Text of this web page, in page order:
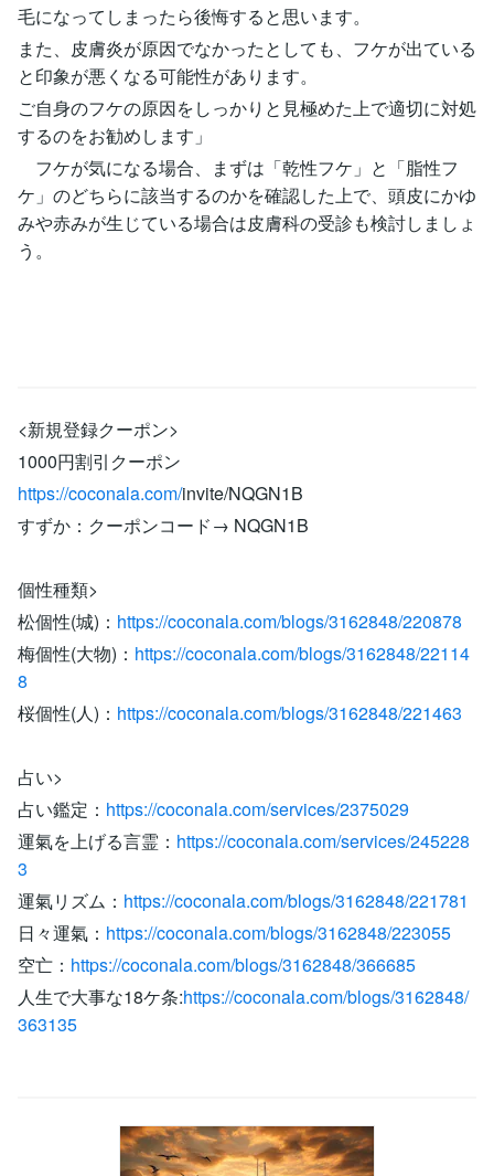
毛になってしまったら後悔すると思います。
また、皮膚炎が原因でなかったとしても、フケが出ている
と印象が悪くなる可能性があります。
ご自身のフケの原因をしっかりと見極めた上で適切に対処
するのをお勧めします」
フケが気になる場合、まずは「乾性フケ」と「脂性フ
ケ」のどちらに該当するのかを確認した上で、頭皮にかゆ
みや赤みが生じている場合は皮膚科の受診も検討しましょ
う。
<新規登録クーポン>
1000円割引クーポン
https://coconala.com/invite/NQGN1B
すずか：クーポンコード→ NQGN1B
個性種類>
松個性(城)： https://coconala.com/blogs/3162848/220878
梅個性(大物)： https://coconala.com/blogs/3162848/22114
8
桜個性(人)： https://coconala.com/blogs/3162848/221463
占い>
占い鑑定： https://coconala.com/services/2375029
運氣を上げる言霊： https://coconala.com/services/245228
3
運氣リズム： https://coconala.com/blogs/3162848/221781
日々運氣： https://coconala.com/blogs/3162848/223055
空亡： https://coconala.com/blogs/3162848/366685
人生で大事な18ケ条:https://coconala.com/blogs/3162848/
363135